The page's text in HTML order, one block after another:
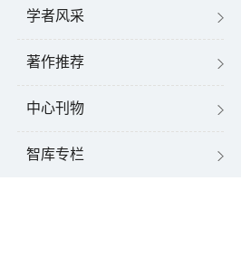
学者风采
著作推荐
中心刊物
智库专栏